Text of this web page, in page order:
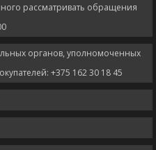
рассматривать обращения
органов, уполномоченных
+375 162 30 18 45